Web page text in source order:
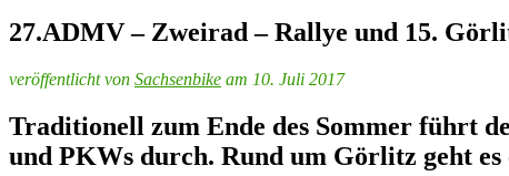
27.ADMV – Zweirad – Rallye und 15.
veröffentlicht von Sachsenbike am 10. Juli 2017
Traditionell zum Ende des Sommer führt
und PKWs durch. Rund um Görlitz geht